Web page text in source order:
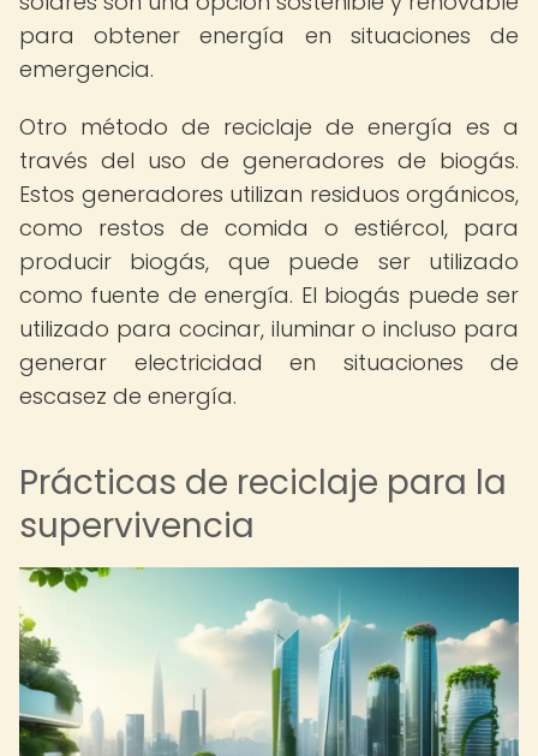
para obtener energía en situaciones de
emergencia.
Otro método de reciclaje de energía es a
través del uso de generadores de biogás.
Estos generadores utilizan residuos orgánicos,
como restos de comida o estiércol, para
producir biogás, que puede ser utilizado
como fuente de energía. El biogás puede ser
utilizado para cocinar, iluminar o incluso para
generar electricidad en situaciones de
escasez de energía.
Prácticas de reciclaje para la
supervivencia